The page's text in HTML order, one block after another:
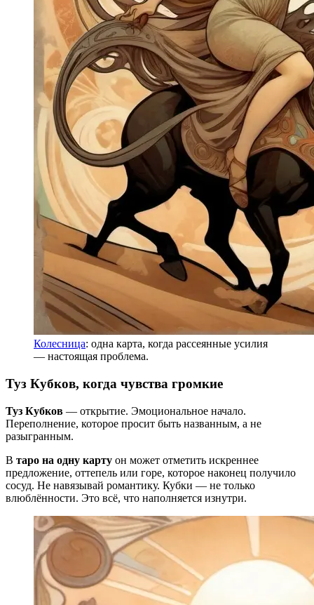
Колесница: одна карта, когда рассеянные усилия
— настоящая проблема.
Туз Кубков, когда чувства громкие
Туз Кубков — открытие. Эмоциональное начало.
Переполнение, которое просит быть названным, а не
разыгранным.
В таро на одну карту он может отметить искреннее
предложение, оттепель или горе, которое наконец получило
сосуд. Не навязывай романтику. Кубки — не только
влюблённости. Это всё, что наполняется изнутри.